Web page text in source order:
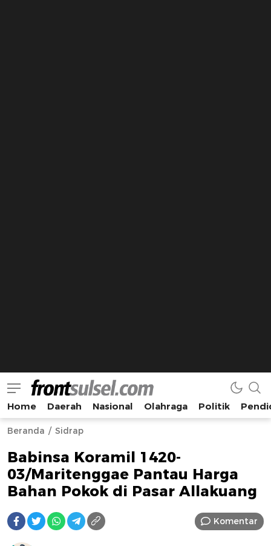
Frontsulsel.com
Terdepan Mengabarkan dari Sulawesi Selatan
Home Daerah Nasional Olahraga Politik
Beranda Sidrap
Babinsa Koramil 1420-
03/Maritenggae Pantau Harga
Bahan Pokok di Pasar Allakuang
Komentar